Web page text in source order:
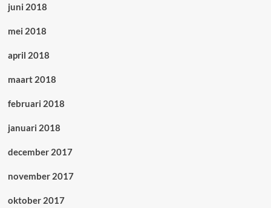
juni 2018
mei 2018
april 2018
maart 2018
februari 2018
januari 2018
december 2017
november 2017
oktober 2017